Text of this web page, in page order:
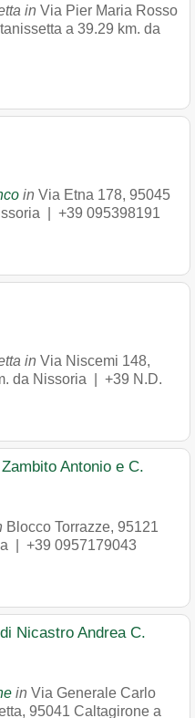
in Via Pier Maria Rosso
a 39.29 km. da
in Via Etna 178, 95045
| +39 095398191
in Via Niscemi 148,
da Nissoria | +39 N.D.
Antonio e C.
Blocco Torrazze, 95121
| +39 0957179043
Nicastro Andrea C.
in Via Generale Carlo
, 95041 Caltagirone a